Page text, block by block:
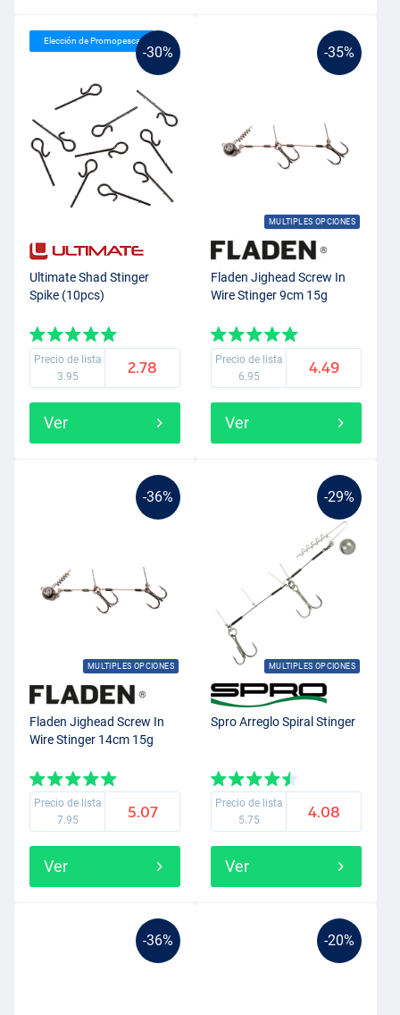
-30%
Elección de Promopesca
Ultimate Shad Stinger
Spike (10pcs)
Precio de lista
3.95
2.78
Ver
-35%
MULTIPLES OPCIONES
Fladen Jighead Screw In
Wire Stinger 9cm 15g
Precio de lista
6.95
4.49
Ver
-36%
MULTIPLES OPCIONES
Fladen Jighead Screw In
Wire Stinger 14cm 15g
Precio de lista
7.95
5.07
Ver
-29%
MULTIPLES OPCIONES
Spro Arreglo Spiral Stinger
Precio de lista
5.75
4.08
Ver
-36% -20%